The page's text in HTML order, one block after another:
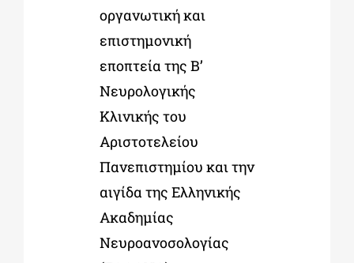
οργανωτική και
επιστημονική
εποπτεία της Β’
Νευρολογικής
Κλινικής του
Αριστοτελείου
Πανεπιστημίου και την
αιγίδα της Ελληνικής
Ακαδημίας
Νευροανοσολογίας